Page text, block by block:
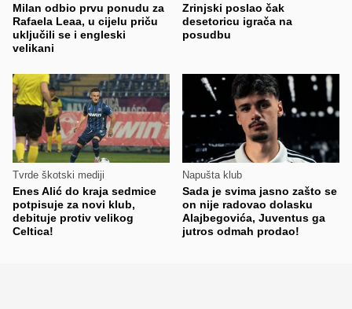
Milan odbio prvu ponudu za
Rafaela Leaa, u cijelu priču
uključili se i engleski
velikani
Zrinjski poslao čak
desetoricu igrača na
posudbu
Tvrde škotski mediji
Enes Alić do kraja sedmice
potpisuje za novi klub,
debituje protiv velikog
Celtica!
Napušta klub
Sada je svima jasno zašto se
on nije radovao dolasku
Alajbegovića, Juventus ga
jutros odmah prodao!